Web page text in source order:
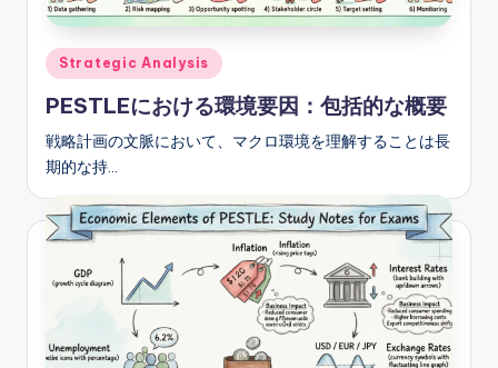
Posted
in
Strategic Analysis
PESTLEにおける環境要因：包括的な概要
戦略計画の文脈において、マクロ環境を理解することは長
期的な持…